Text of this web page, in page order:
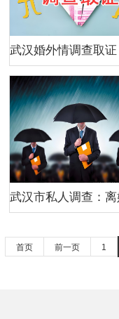
首页 前一页 1